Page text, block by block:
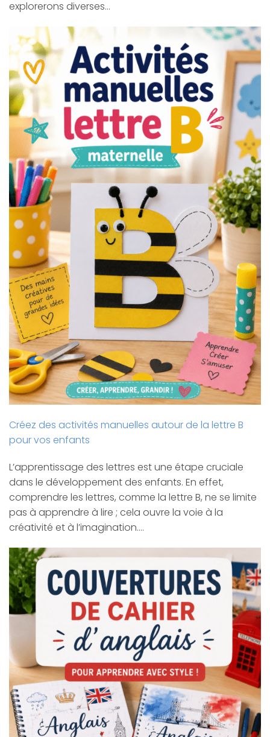
explorerons diverses…
Créez des activités manuelles autour de la lettre B
pour vos enfants
L’apprentissage des lettres est une étape cruciale
dans le développement des enfants. En effet,
comprendre les lettres, comme la lettre B, ne se limite
pas à apprendre à lire ; cela ouvre la voie à la
créativité et à l’imagination.…